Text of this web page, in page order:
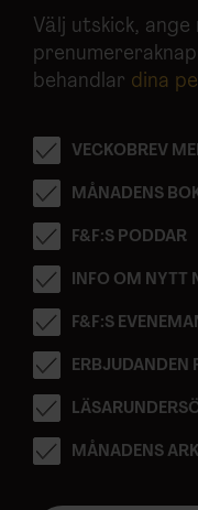
Välj utskick,
behandlar dina
VECKOBREV
MÅNADENS
F&F:S PODDAR
INFO OM NYTT
F&F:S
ERBJUDANDEN
MÅNADENS